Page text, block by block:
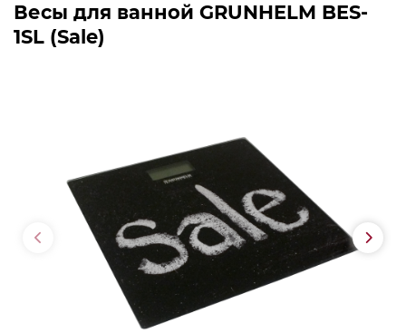
Весы для ванной GRUNHELM BES-
1SL (Sale)